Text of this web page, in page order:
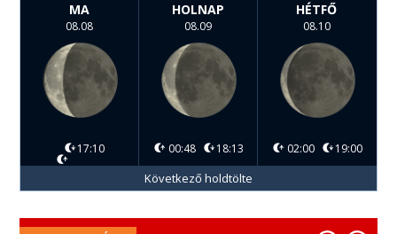
MA
08.08
17:10
HOLNAP
08.09
00:48 18:13
HÉTFŐ
08.10
02:00 19:00
Következő holdtölte